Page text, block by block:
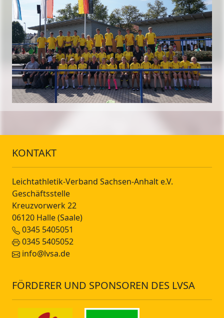
KONTAKT
Leichtathletik-Verband Sachsen-Anhalt e.V.
Geschäftsstelle
Kreuzvorwerk 22
06120 Halle (Saale)
0345 5405051
0345 5405052
info@lvsa.de
FÖRDERER UND SPONSOREN DES LVSA